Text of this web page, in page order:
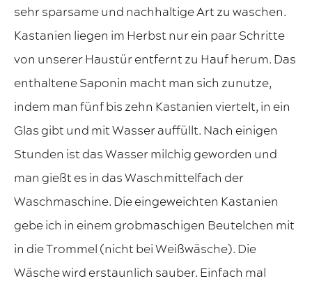
sehr sparsame und nachhaltige Art zu waschen.
Kastanien liegen im Herbst nur ein paar Schritte
von unserer Haustür entfernt zu Hauf herum. Das
enthaltene Saponin macht man sich zunutze,
indem man fünf bis zehn Kastanien viertelt, in ein
Glas gibt und mit Wasser auffüllt. Nach einigen
Stunden ist das Wasser milchig geworden und
man gießt es in das Waschmittelfach der
Waschmaschine. Die eingeweichten Kastanien
gebe ich in einem grobmaschigen Beutelchen mit
in die Trommel (nicht bei Weißwäsche). Die
Wäsche wird erstaunlich sauber. Einfach mal